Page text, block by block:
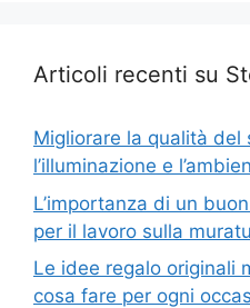
Articoli recenti su
Migliorare la qualità del
l’illuminazione e
L’importanza di un
per il lavoro sulla
Le idee regalo originali
cosa fare per ogni